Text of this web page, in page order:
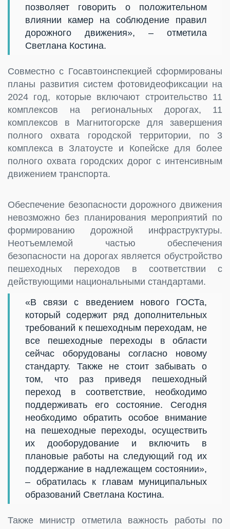
позволяет говорить о положительном
влиянии камер на соблюдение правил
дорожного движения», – отметила
Светлана Костина.
Совместно с Госавтоинспекцией сформированы
планы развития систем фотовидеофиксации на
2024 год, которые включают строительство 11
комплексов на региональных дорогах, 11
комплексов в Магнитогорске для завершения
полного охвата городской территории, по 3
комплекса в Златоусте и Копейске для более
полного охвата городских дорог с интенсивным
движением транспорта.
Обеспечение безопасности дорожного движения
невозможно без планирования мероприятий по
формированию дорожной инфраструктуры.
Неотъемлемой частью обеспечения
безопасности на дорогах является обустройство
пешеходных переходов в соответствии с
действующими национальными стандартами.
«В связи с введением нового ГОСТа,
который содержит ряд дополнительных
требований к пешеходным переходам, не
все пешеходные переходы в области
сейчас оборудованы согласно новому
стандарту. Также не стоит забывать о
том, что раз приведя пешеходный
переход в соответствие, необходимо
поддерживать его состояние. Сегодня
необходимо обратить особое внимание
на пешеходные переходы, осуществить
их дооборудование и включить в
плановые работы на следующий год их
поддержание в надлежащем состоянии»,
– обратилась к главам муниципальных
образований Светлана Костина.
Также министр отметила важность работы по